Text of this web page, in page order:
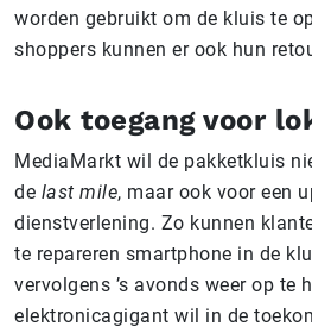
worden gebruikt om de kluis te
shoppers kunnen er ook hun
Ook toegang voor
MediaMarkt wil de pakketkluis
de last mile, maar ook voor een
dienstverlening. Zo kunnen
te repareren smartphone in de
vervolgens ’s avonds weer op te
elektronicagigant wil in de